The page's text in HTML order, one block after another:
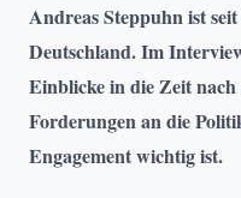
Andreas Steppuhn ist
Deutschland. Im
Einblicke in die Zeit
Forderungen an die
Engagement wichtig ist.